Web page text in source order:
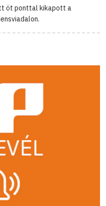
öt ponttal kikapott a